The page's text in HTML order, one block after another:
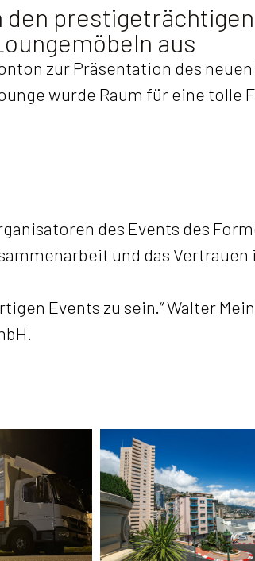
aus
zur Präsentation des
wurde Raum für eine tolle
des Events des
und das Vertrauen
Events zu sein.“ Walter